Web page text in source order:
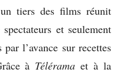
tiers des films réunit
et seulement
l’avance sur recettes
à Téléramaet à la